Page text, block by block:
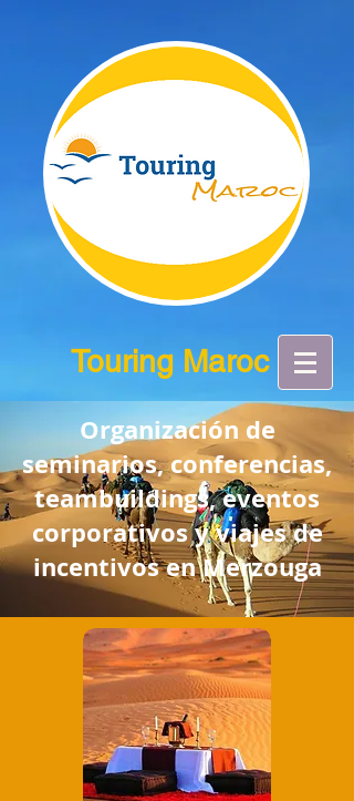
Touring Maroc
Organización de
seminarios, conferencias,
teambuildings, eventos
corporativos y viajes de
incentivos en Merzouga